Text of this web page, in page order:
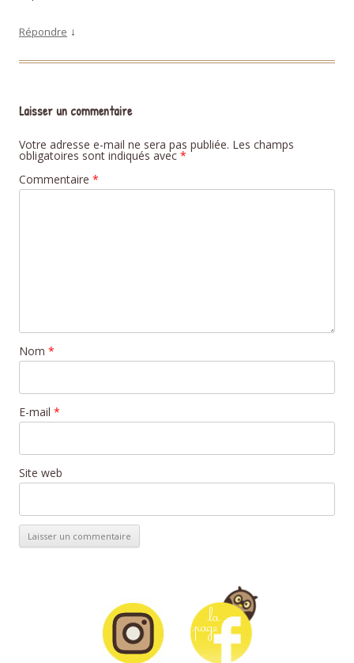
Répondre ↓
Laisser un commentaire
Votre adresse e-mail ne sera pas publiée. Les champs
obligatoires sont indiqués avec *
Commentaire *
Nom *
E-mail *
Site web